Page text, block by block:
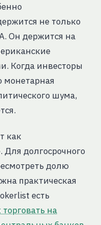
не только
Он держится на
Когда инвесторы
монетарная
шума,
как
Для долгосрочного
долю
практическая
есть
торговать на